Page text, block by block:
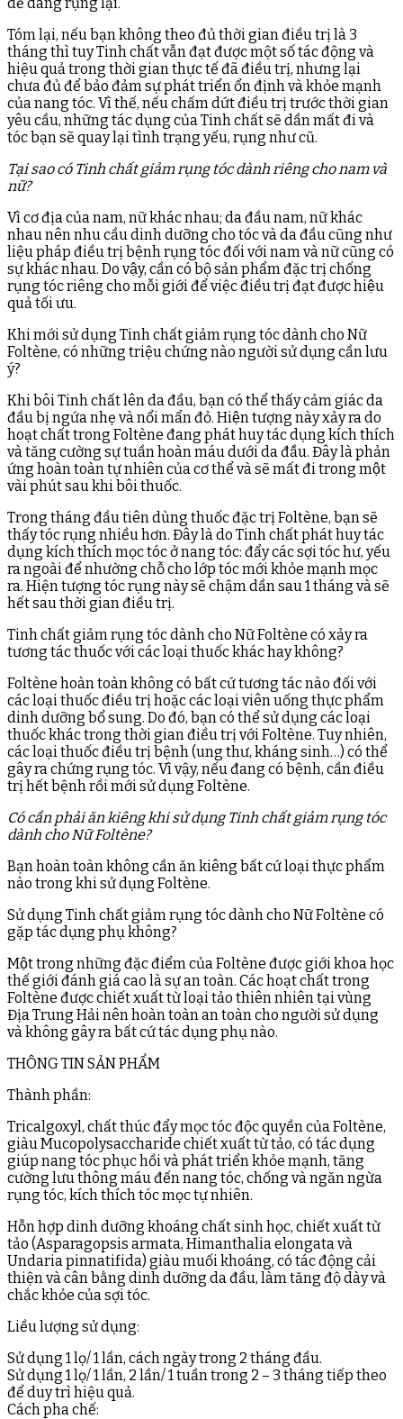
Tóm lại, nếu bạn không theo đủ thời gian điều trị là 3
tháng thì tuy Tinh chất vẫn đạt được một số tác động và
hiệu quả trong thời gian thực tế đã điều trị, nhưng lại
chưa đủ để bảo đảm sự phát triển ổn định và khỏe mạnh
của nang tóc. Vì thế, nếu chấm dứt điều trị trước thời gian
yêu cầu, những tác dụng của Tinh chất sẽ dần mất đi và
tóc bạn sẽ quay lại tình trạng yếu, rụng như cũ.
Tại sao có Tinh chất giảm rụng tóc dành riêng cho nam và
nữ?
Vì cơ địa của nam, nữ khác nhau; da đầu nam, nữ khác
nhau nên nhu cầu dinh dưỡng cho tóc và da đầu cũng như
liệu pháp điều trị bệnh rụng tóc đối với nam và nữ cũng có
sự khác nhau. Do vậy, cần có bộ sản phẩm đặc trị chống
rụng tóc riêng cho mỗi giới để việc điều trị đạt được hiệu
quả tối ưu.
Khi mới sử dụng Tinh chất giảm rụng tóc dành cho Nữ
Foltène, có những triệu chứng nào người sử dụng cần lưu
ý?
Khi bôi Tinh chất lên da đầu, bạn có thể thấy cảm giác da
đầu bị ngứa nhẹ và nổi mẩn đỏ. Hiện tượng này xảy ra do
hoạt chất trong Foltène đang phát huy tác dụng kích thích
và tăng cường sự tuần hoàn máu dưới da đầ̀u. Đây là phản
ứng hoàn toàn tự nhiên của cơ thể và sẽ mất đi trong một
vài phút sau khi bôi thuốc.
Trong tháng đầu tiên dùng thuốc đặc trị Foltène, bạn sẽ
thấy tóc rụng nhiều hơn. Đây là do Tinh chất phát huy tác
dụng kích thích mọc tóc ở nang tóc: đẩy các sợi tóc hư, yếu
ra ngoài để nhường chỗ cho lớp tóc mới khỏe mạnh mọc
ra. Hiện tượng tóc rụng này sẽ chậm dần sau 1 tháng và sẽ
hết sau thời gian điều trị.
Tinh chất giảm rụng tóc dành cho Nữ Foltène có xảy ra
tương tác thuốc với các loại thuốc khác hay không?
Foltène hoàn toàn không có bất cứ tương tác nào đối với
các loại thuốc điều trị hoặc các loại viên uống thực phẩm
dinh dưỡng bổ sung. Do đó, bạn có thể sử dụng các loại
thuốc khác trong thời gian điều trị với Foltène. Tuy nhiên,
các loại thuốc điều trị bệnh (ung thư, kháng sinh…) có thể
gây ra chứng rụng tóc. Vì vậy, nếu đang có bệnh, cần điều
trị hết bệnh rồi mới sử dụng Foltène.
Có cần phải ăn kiêng khi sử dụng Tinh chất giảm rụng tóc
dành cho Nữ Foltène?
Bạn hoàn toàn không cần ăn kiêng bất cứ loại thực phẩm
nào trong khi sử dụng Foltène.
Sử dụng Tinh chất giảm rụng tóc dành cho Nữ Foltène có
gặp tác dụng phụ không?
Một trong những đặc điểm của Foltène được giới khoa học
thế giới đánh giá cao là sự an toàn. Các hoạt chất trong
Foltène được chiết xuất từ loại tảo thiên nhiên tại vùng
Địa Trung Hải nên hoàn toàn an toàn cho người sử dụng
và không gây ra bất cứ tác dụng phụ nào.
THÔNG TIN SẢN PHẨM
Thành phần:
Tricalgoxyl, chất thúc đẩy mọc tóc độc quyền của Foltène,
giàu Mucopolysaccharide chiết xuất từ tảo, có tác dụng
giúp nang tóc phục hồi và phát triển khỏe mạnh, tăng
cường lưu thông máu đến nang tóc, chống và ngăn ngừa
rụng tóc, kích thích tóc mọc tự nhiên.
Hỗn hợp dinh dưỡng khoáng chất sinh học, chiết xuất từ
tảo (Asparagopsis armata, Himanthalia elongata và
Undaria pinnatifida) giàu muối khoáng, có tác động cải
thiện và cân bằng dinh dưỡng da đầu, làm tăng độ dày và
chắc khỏe của sợi tóc.
Liều lượng sử dụng:
Sử dụng 1 lọ/ 1 lần, cách ngày trong 2 tháng đầu.
Sử dụng 1 lọ/ 1 lần, 2 lần/ 1 tuần trong 2 – 3 tháng tiếp theo
để duy trì hiệu quả.
Cách pha chế: